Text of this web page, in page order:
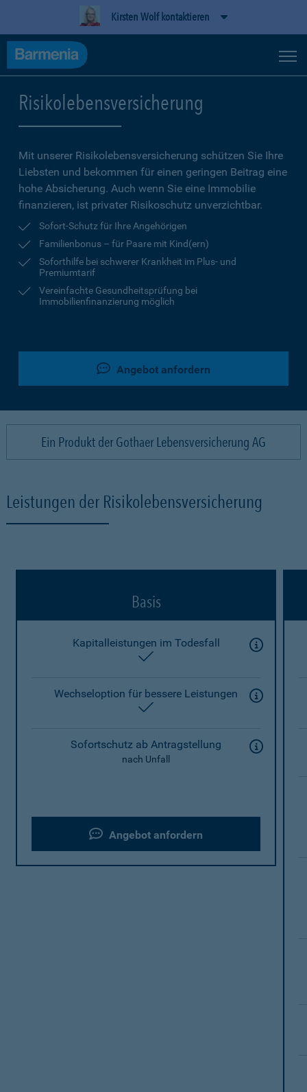
Kirsten Wolf kontaktieren
Risikolebensversicherung
Mit unserer Risikolebensversicherung schützen Sie Ihre
Liebsten und bekommen für einen geringen Beitrag eine
hohe Ab­sicherung. Auch wenn Sie eine Immobilie
finanzieren, ist privater Risikoschutz unverzichtbar.
Sofort-Schutz für Ihre Angehörigen
Familienbonus – für Paare mit Kind(ern)
Soforthilfe bei schwerer Krankheit im Plus- und
Premiumtarif
Vereinfachte Gesundheitsprüfung bei
Immobilienfinanzierung möglich
Angebot anfordern
Ein Produkt der Gothaer Lebensversicherung AG
Leistungen der Risikolebensversicherung
Basis
Kapitalleistungen im Todesfall
Wechseloption für bessere Leistungen
Sofortschutz ab Antragstellung
nach Unfall
Angebot anfordern